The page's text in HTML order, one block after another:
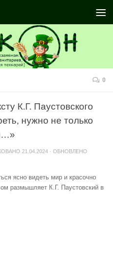
0
К.Г. Паустовского
нужно не только
21.04.2024 · ОБНОВЛЕНО
ясно видеть мир и красочно
размышляет К.Г. Паустовский в